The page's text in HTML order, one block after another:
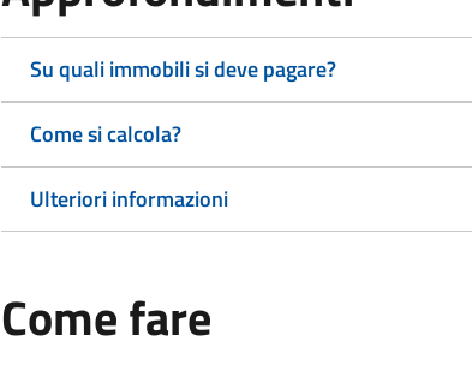
Su quali immobili si deve pagare?
Come si calcola?
Ulteriori informazioni
Come fare